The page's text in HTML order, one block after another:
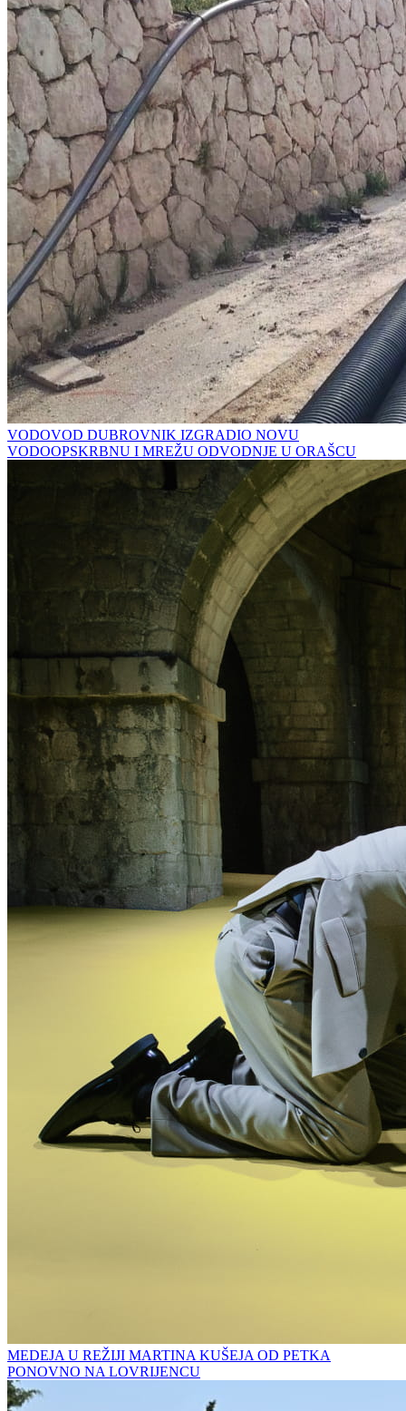
VODOVOD DUBROVNIK IZGRADIO NOVU
VODOOPSKRBNU I MREŽU ODVODNJE U ORAŠCU
MEDEJA U REŽIJI MARTINA KUŠEJA OD PETKA
PONOVNO NA LOVRIJENCU